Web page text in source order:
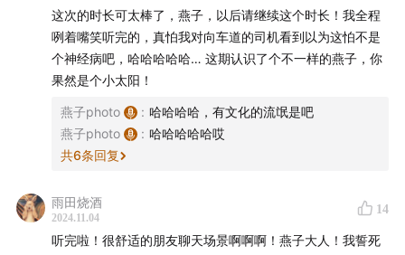
干杯吧朋友们！
谢谢收听，欢迎留言或者分享，爱大家
｜其它的秘密基地｜
微信公众号 ：燕子的小岛
这次的时长可太棒了，燕子，以后请继续这个时长！我全程
咧着嘴笑听完的，真怕我对向车道的司机看到以为这怕不是
个神经病吧，哈哈哈哈哈… 这期认识了个不一样的燕子，你
果然是个小太阳！
燕子photo : 哈哈哈哈，有文化的流氓是吧
燕子photo
: 哈哈哈哈哈哎
共6条回复
雨田烧酒
2024.11.04
14
听完啦！很舒适的朋友聊天场景啊啊啊！燕子大人！我誓死